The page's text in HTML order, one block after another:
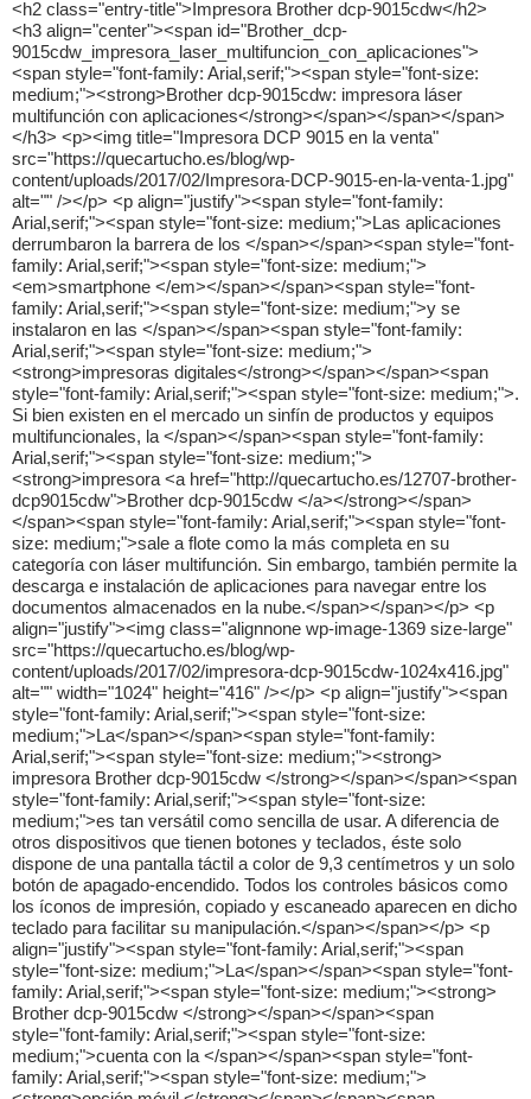
<h2 class="entry-title">Impresora Brother dcp-9015cdw</h2> <h3 align="center"><span id="Brother_dcp-9015cdw_impresora_laser_multifuncion_con_aplicaciones"><span style="font-family: Arial,serif;"><span style="font-size: medium;"><strong>Brother dcp-9015cdw: impresora láser multifunción con aplicaciones</strong></span></span></span></h3> <p><img title="Impresora DCP 9015 en la venta" src="https://quecartucho.es/blog/wp-content/uploads/2017/02/Impresora-DCP-9015-en-la-venta-1.jpg" alt="" /></p> <p align="justify"><span style="font-family: Arial,serif;"><span style="font-size: medium;">Las aplicaciones derrumbaron la barrera de los </span></span><span style="font-family: Arial,serif;"><span style="font-size: medium;"><em>smartphone </em></span></span><span style="font-family: Arial,serif;"><span style="font-size: medium;">y se instalaron en las </span></span><span style="font-family: Arial,serif;"><span style="font-size: medium;"><strong>impresoras digitales</strong></span></span><span style="font-family: Arial,serif;"><span style="font-size: medium;">. Si bien existen en el mercado un sinfín de productos y equipos multifuncionales, la </span></span><span style="font-family: Arial,serif;"><span style="font-size: medium;"><strong>impresora <a href="http://quecartucho.es/12707-brother-dcp9015cdw">Brother dcp-9015cdw </a></strong></span></span><span style="font-family: Arial,serif;"><span style="font-size: medium;">sale a flote como la más completa en su categoría con láser multifunción. Sin embargo, también permite la descarga e instalación de aplicaciones para navegar entre los documentos almacenados en la nube.</span></span></p> <p align="justify"><img class="alignnone wp-image-1369 size-large" src="https://quecartucho.es/blog/wp-content/uploads/2017/02/impresora-dcp-9015cdw-1024x416.jpg" alt="" width="1024" height="416" /></p> <p align="justify"><span style="font-family: Arial,serif;"><span style="font-size: medium;">La</span></span><span style="font-family: Arial,serif;"><span style="font-size: medium;"><strong> impresora Brother dcp-9015cdw </strong></span></span><span style="font-family: Arial,serif;"><span style="font-size: medium;">es tan versátil como sencilla de usar. A diferencia de otros dispositivos que tienen botones y teclados, éste solo dispone de una pantalla táctil a color de 9,3 centímetros y un solo botón de apagado-encendido. Todos los controles básicos como los íconos de impresión, copiado y escaneado aparecen en dicho teclado para facilitar su manipulación.</span></span></p> <p align="justify"><span style="font-family: Arial,serif;"><span style="font-size: medium;">La</span></span><span style="font-family: Arial,serif;"><span style="font-size: medium;"><strong> Brother dcp-9015cdw </strong></span></span><span style="font-family: Arial,serif;"><span style="font-size: medium;">cuenta con la </span></span><span style="font-family: Arial,serif;"><span style="font-size: medium;"><strong>opción móvil </strong></span></span><span style="font-family: Arial,serif;"><span style="font-size: medium;"><em><strong>iPrint&amp;Scan</strong></em></span></span><span style="font-family: Arial,serif;"><span style="font-size: medium;"><em>, </em></span></span><span style="font-family: Arial,serif;"><span style="font-size: medium;">cuya función principal es facilitar el proceso de impresión, pues permite el envío de archivos y fotografías desde un teléfono inteligente o una tablet valiéndose de la misma red inalámbrica de WiFi de la impresora. Es decir, los usuarios pueden tener acceso a cualquier documento importante que guarden en Microsoft SkyDrive o Google Drive.</span></span></p> <div class="google-auto-placed ap_container" style="text-align: center; width: 100%; height: auto; clear: none;"><ins class="adsbygoogle adsbygoogle-noablate" style="display: block; margin: auto; background-color: transparent;" data-ad-format="auto" data-ad-client="ca-pub-9139265581164021" data-adsbygoogle-status="done"><ins id="aswift_2_expand" style="display: inline-table; height: 0px; margin: 0px; padding: 0px; position: relative; visibility: visible; width: 678px; background-color: transparent;"><ins id="aswift_2_anchor" style="display: block; height: 0px; margin: 0px; padding: 0px; position: relative; visibility: visible; width: 678px; background-color: transparent; overflow: hidden; opacity: 0;"></ins></ins></ins></div> <p align="justify"><span style="font-family: Arial,serif;"><span style="font-size: medium;">Pero sus innovadoras funciones no terminan aun. El </span></span><span style="font-family: Arial,serif;"><span style="font-size: medium;"><strong>software</strong></span></span> <span style="font-family: Arial,serif;"><span style="font-size: medium;"><strong>de la impresora</strong></span></span> <span style="font-family: Arial,serif;"><span style="font-size: medium;"><strong>Brother DCP-9020CDW </strong></span></span><span style="font-family: Arial,serif;"><span style="font-size: medium;">es otra de sus principales fortalezas. Se le conoce como </span></span><span style="font-family: Arial,serif;"><span style="font-size: medium;"><em>software PaperPort 12 SE </em></span></span><span style="font-family: Arial,serif;"><span style="font-size: medium;">y se trata de un programa que ofrece una vista de imágenes en conjunto con la administración y almacenamiento de archivos además del dominio de herramientas OCR que facilitan el proceso de escaneo.</span></span></p> <h2 align="justify"><span id="Especificaciones_de_la_impresora_Brother_DCP-9020CDW"><span style="font-family: Arial,serif;"><span style="font-size: medium;"><strong>Especificaciones de la</strong></span></span> <span style="font-family: Arial,serif;"><span style="font-size: medium;"><strong>impresora</strong></span></span> <span style="font-family: Arial,serif;"><span style="font-size: medium;"><strong>Brother DCP-9020CDW</strong></span></span></span></h2> <ul> <li> <h3 align="justify"><span style="font-family: Arial,serif;"><span style="font-size: medium;"><strong>Método de escaneo: </strong></span></span></h3> </li> </ul> <ul> <li> <p align="justify"><span style="font-family: Arial,serif;"><span style="font-size: medium;">Tipo de escáner: Es de 1200×2400 dpi. Poco eficiente para capturar imágenes con sombras o muy luminosas. </span></span></p> </li> <li> <p align="justify"><span style="font-family: Arial,serif;"><span style="font-size: medium;">Velocidad de escaneo: Se toma menos de un minuto para escanear una foto de 1200 dpi. Mientras que para un documento tipo A4 a 300 dpi tarda menos de unos 20 segundos. </span></span></p> </li> <li> <p align="justify"><span style="font-family: Arial,serif;"><span style="font-size: medium;">Velocidad de copiado: Se toma unos 17 segundos para las reproducciones a una página tanto en blanco y negro como a color. Mientras que unas 10 páginas colocadas mediante ADF tardaron 48 segundos en copiarse. </span></span></p> </li> </ul> <ul> <li> <h3 align="justify"><span style="font-family: Arial,serif;"><span style="font-size: medium;"><strong>Calidad y acabado de impresión: </strong></span></span></h3> </li> </ul> <ul> <li> <p align="justify"><span style="font-family: Arial,serif;"><span style="font-size: medium;">Impresiones a color a doble cara: Para imprimir 10 páginas en cinco papeles se tomó 3 minutos.</span></span></p> </li> <li> <p align="justify"><span style="font-family: Arial,serif;"><span style="font-size: medium;">Impresiones a blanco y negro a una cara: Se toma 15,2 ppm. </span></span></p> </li> <li> <p align="justify"><span style="font-family: Arial,serif;"><span style="font-size: medium;">Impresiones a color a una cara: Se toma 7,9 ppm.</span></span></p> </li> </ul> <ul> <li> <h3 align="justify"><span style="font-family: Arial,serif;"><span style="font-size: medium;"><strong>Funciones generales: </strong></span></span></h3> </li> </ul> <ul> <li> <p align="justify"><span style="font-family: Arial,serif;"><span style="font-size: medium;">Tamaño de papel recomendado: Formato A4.</span></span></p> </li> <li> <p align="justify"><span style="font-family: Arial,serif;"><span style="font-size: medium;">Memoria de la impresora: 192MB.</span></span></p> </li> <li> <p align="justify"><span style="font-family: Arial,serif;"><span style="font-size: medium;">Tecnología de la impresora: LED. </span></span></p> </li> </ul> <ul> <li> <h3 align="justify"><a title=" conectar correctamente tu impresora" href="https://quecartucho.es/blog/conectar-la-impresora/"><span style="font-family: Arial,serif;"><span style="font-size: medium;"><strong>Conectividad: </strong></span></span></a></h3> </li> </ul> <ul> <li> <p align="justify"><a title=" conectar correctamente tu impresora" href="https://quecartucho.es/blog/conectar-la-impresora/"><span style="font-family: Arial,serif;"><span style="font-size: medium;">Red inalámbrica</span></span></a></p> </li> <li> <p align="justify"><a title=" conectar correctamente tu impresora" href="https://quecartucho.es/blog/conectar-la-impresora/"><span style="font-family: Arial,serif;"><span style="font-size: medium;">WiFi Direct </span></span></a></p> </li> <li> <p align="justify"><a title=" conectar correctamente tu impresora" href="https://quecartucho.es/blog/conectar-la-impresora/"><span style="font-family: Arial,serif;"><span style="font-size: medium;">Interfaz USB 2.0 </span></span></a></p> </li> <li> <p align="justify"><a title=" conectar correctamente tu impresora" href="https://quecartucho.es/blog/conectar-la-impresora/"><span style="font-family: Arial,serif;"><span style="font-size: medium;"><span lang="en-US">Conectividad móvil compatible: iPrint&amp;Scan app, Android Plugins, WiFi Direct, Conexión Cloud y Google Cloud Print.</span></span></span></a></p> </li> </ul> <ul> <li> <h3 align="justify"><span style="font-family: Arial,serif;"><span style="font-size: medium;"><strong>Dimensiones</strong></span></span><span style="font-family: Arial,serif;"><span style="font-size: medium;"><span lang="en-US"><str